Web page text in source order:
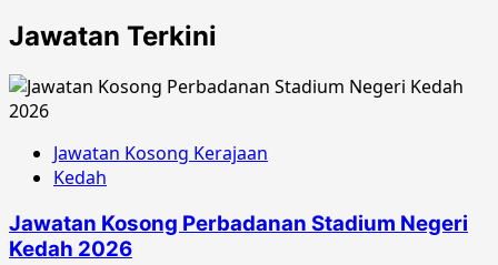
Jawatan Terkini
Jawatan Kosong Kerajaan
Kedah
Jawatan Kosong Perbadanan Stadium Negeri
Kedah 2026